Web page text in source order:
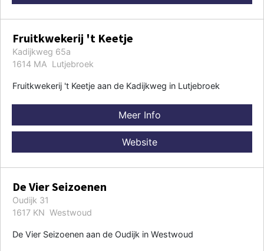
Fruitkwekerij 't Keetje
Kadijkweg 65a
1614 MA Lutjebroek
Fruitkwekerij 't Keetje aan de Kadijkweg in Lutjebroek
Meer Info
Website
De Vier Seizoenen
Oudijk 31
1617 KN Westwoud
De Vier Seizoenen aan de Oudijk in Westwoud